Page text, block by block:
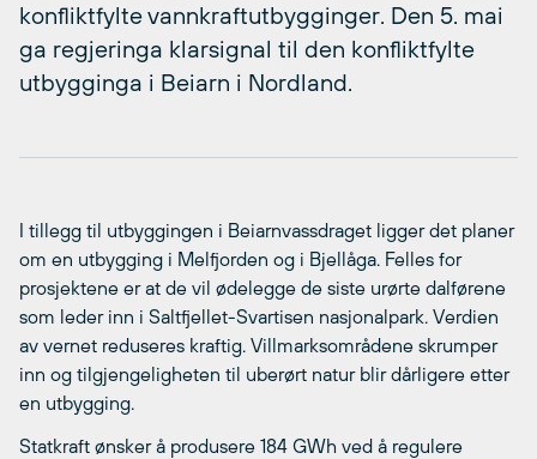
konfliktfylte vannkraftutbygginger. Den 5. mai
ga regjeringa klarsignal til den konfliktfylte
utbygginga i Beiarn i Nordland.
I tillegg til utbyggingen i Beiarnvassdraget ligger det planer
om en utbygging i Melfjorden og i Bjellåga. Felles for
prosjektene er at de vil ødelegge de siste urørte dalførene
som leder inn i Saltfjellet-Svartisen nasjonalpark. Verdien
av vernet reduseres kraftig. Villmarksområdene skrumper
inn og tilgjengeligheten til uberørt natur blir dårligere etter
en utbygging.
Statkraft ønsker å produsere 184 GWh ved å regulere